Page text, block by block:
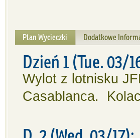
Plan Wycieczki Dodatkowe
Dzień 1 (Tue.
Wylot z lotnisku
Casablanca.